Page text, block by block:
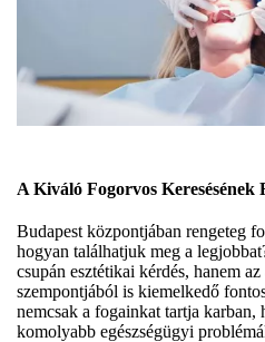
A Kiváló Fogorvos Keresésének
Budapest központjában rengeteg
hogyan találhatjuk meg a
csupán esztétikai kérdés, hanem az
szempontjából is kiemelkedő
nemcsak a fogainkat tartja karban,
komolyabb egészségügyi